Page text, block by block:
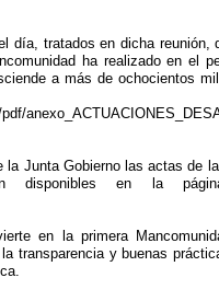
día, tratados en dicha reunión,
ha realizado en el
a más de ochocientos
la Junta Gobierno las actas de
disponibles en la
en la primera
transparencia y buenas